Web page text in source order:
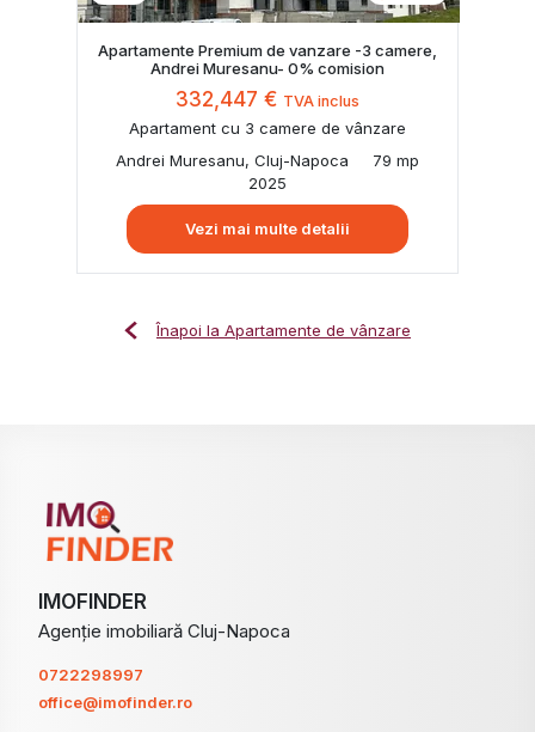
Apartamente Premium de vanzare -3 camere,
Andrei Muresanu- 0% comision
332,447 € TVA inclus
Apartament cu 3 camere de vânzare
Andrei Muresanu, Cluj-Napoca
79 mp
2025
Vezi mai multe detalii
Înapoi la Apartamente de vânzare
IMOFINDER
Agenție imobiliară Cluj-Napoca
0722298997
office@imofinder.ro